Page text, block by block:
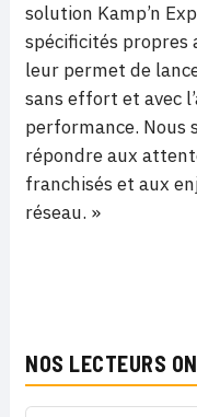
solution Kamp’n
spécificités propres
leur permet de
sans effort et avec
performance. Nous
répondre aux
franchisés et aux
réseau. »
NOS LECTEURS